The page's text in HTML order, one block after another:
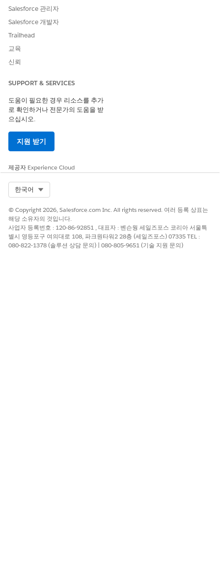
Salesforce 관리자
Salesforce 개발자
Trailhead
교육
신뢰
SUPPORT & SERVICES
도움이 필요한 경우 리소스를 추가
로 확인하거나 전문가의 도움을 받
으십시오.
지원 받기
제공자 Experience Cloud
한국어
© Copyright 2026, Salesforce.com Inc. All rights reserved. 여러 등록 상표는
해당 소유자의 것입니다.
사업자 등록번호 : 120-86-92851 , 대표자 : 벤슨웡 세일즈포스 코리아 서울특
별시 영등포구 여의대로 108, 파크원타워2 28층 (세일즈포스) 07335 TEL :
080-822-1378 (솔루션 상담 문의) | 080-805-9651 (기술 지원 문의)